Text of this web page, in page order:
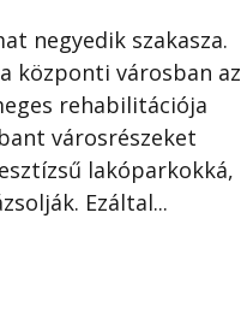
negyedik szakasza.
központi városban az
rehabilitációja
városrészeket
lakóparkokká,
Ezáltal...